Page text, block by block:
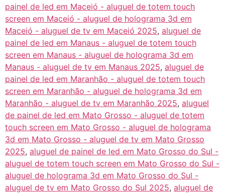
painel de led em Maceió - aluguel de totem touch
screen em Maceió - aluguel de holograma 3d em
Maceió - aluguel de tv em Maceió 2025, aluguel de
painel de led em Manaus - aluguel de totem touch
screen em Manaus - aluguel de holograma 3d em
Manaus - aluguel de tv em Manaus 2025, aluguel de
painel de led em Maranhão - aluguel de totem touch
screen em Maranhão - aluguel de holograma 3d em
Maranhão - aluguel de tv em Maranhão 2025, aluguel
de painel de led em Mato Grosso - aluguel de totem
touch screen em Mato Grosso - aluguel de holograma
3d em Mato Grosso - aluguel de tv em Mato Grosso
2025, aluguel de painel de led em Mato Grosso do Sul -
aluguel de totem touch screen em Mato Grosso do Sul -
aluguel de holograma 3d em Mato Grosso do Sul -
aluguel de tv em Mato Grosso do Sul 2025, aluguel de